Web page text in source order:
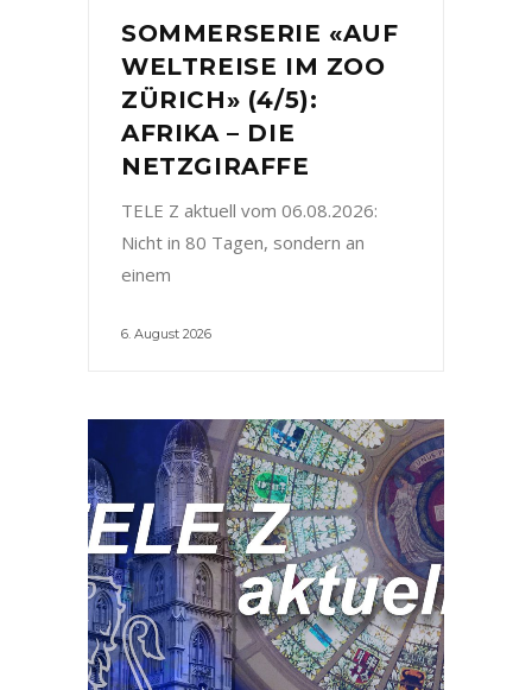
SOMMERSERIE «AUF
WELTREISE IM ZOO
ZÜRICH» (4/5):
AFRIKA – DIE
NETZGIRAFFE
TELE Z aktuell vom 06.08.2026:
Nicht in 80 Tagen, sondern an
einem
6. August 2026